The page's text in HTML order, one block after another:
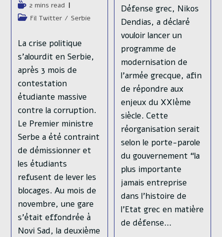
de
la
publication :
Temps
de
2 mins read
PostFil Twitter / Serbie
La crise politique
s'alourdit en Serbie,
après 3 mois de
contestation
étudiante massive
contre la corruption.
Le Premier ministre
Serbe a été contraint
de démissionner et
les étudiants
refusent de lever les
blocages. Au mois de
novembre, une gare
s'était effondrée à
Novi Sad, la deuxième
Défense grec, Nikos
Dendias, a déclaré
vouloir lancer un
programme de
modernisation de
l’armée grecque, afin
de répondre aux
enjeux du XXIème
siècle. Cette
réorganisation serait
selon le porte-parole
du gouvernement “la
plus importante
jamais entreprise
dans l’histoire de
l’Etat grec en matière
de défense…